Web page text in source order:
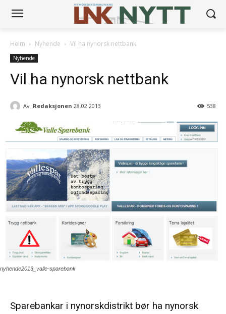
Heim Nyhende Vil ha nynorsk nettbank
Nyhende
Vil ha nynorsk nettbank
Av Redaksjonen 28.02.2013 538
nyhende2013_valle-sparebank
Sparebankar i nynorskdistrikt bør ha nynorsk